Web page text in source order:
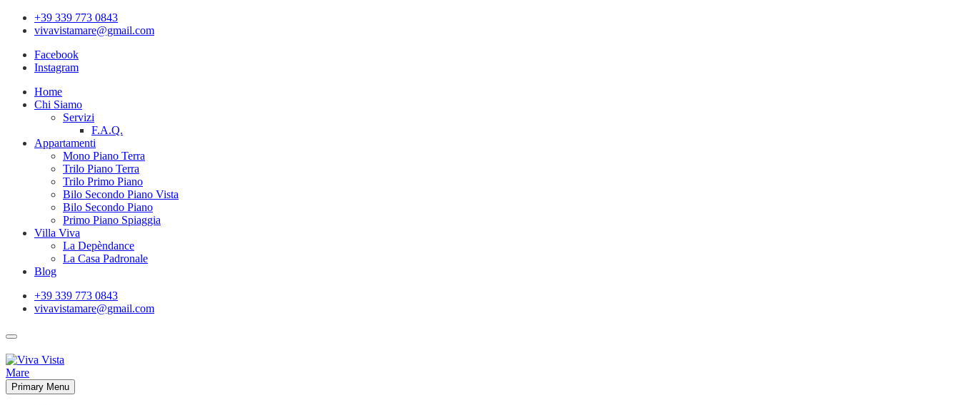
Skip
+39 339 773 0843
vivavistamare@gmail.com
Facebook
Instagram
Home
Chi Siamo
Servizi
F.A.Q.
Appartamenti
Mono Piano Terra
Trilo Piano Terra
Trilo Primo Piano
Bilo Secondo Piano Vista
Bilo Secondo Piano
Primo Piano Spiaggia
Villa Viva
La Depèndance
La Casa Padronale
Blog
+39 339 773 0843
vivavistamare@gmail.com
Primary Menu